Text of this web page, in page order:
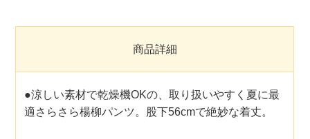
商品詳細
●涼しい素材で乾燥機OKの、取り扱いやすく夏に最
適さらさら楊柳パンツ。股下56cmで絶妙な着丈。